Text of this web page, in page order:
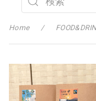
Home